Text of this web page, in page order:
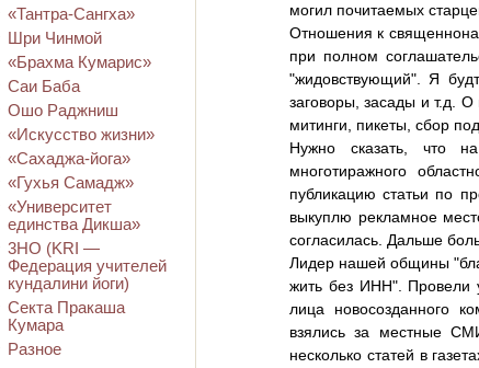
«Тантра-Сангха»
Шри Чинмой
«Брахма Кумарис»
Саи Баба
Ошо Раджниш
«Искусство жизни»
«Сахаджа-йога»
«Гухья Самадж»
«Университет
единства Дикша»
3HO (KRI ―
Федерация учителей
кундалини йоги)
Секта Пракаша
Кумара
Разное
могил почитаемых
Отношения к
при полном
"жидовствующий". Я
заговоры, засады и т.д.
митинги, пикеты, сбор
Нужно сказать, что
многотиражного
публикацию статьи по
выкуплю рекламное
согласилась. Дальше
Лидер нашей общины
жить без ИНН". Провели
лица новосозданного
взялись за местные
несколько статей в